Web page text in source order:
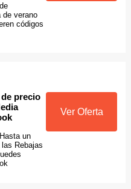
de verano
códigos
precio
un
Rebajas
Ver Oferta